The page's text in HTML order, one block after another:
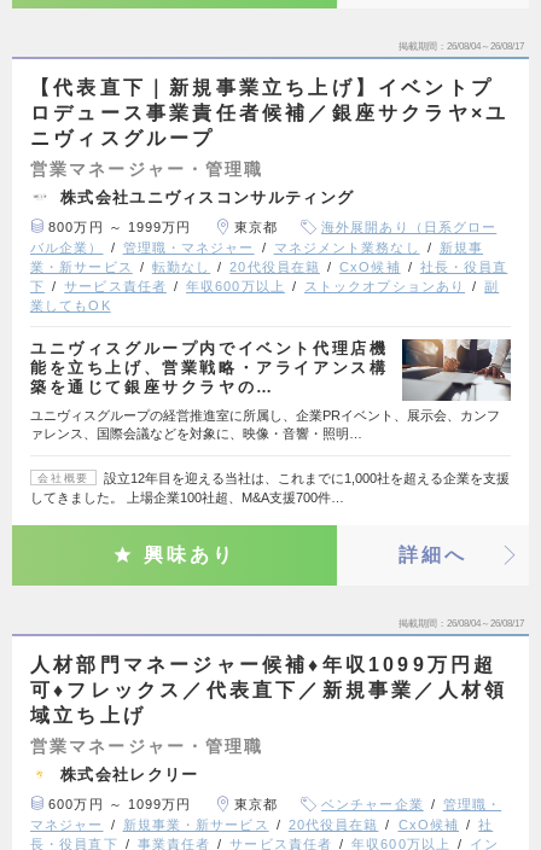
掲載期間 26/08/04～26/08/17
【代表直下｜新規事業立ち上げ】イベントプ
ロデュース事業責任者候補／銀座サクラヤ×ユ
ニヴィスグループ
営業マネージャー・管理職
株式会社ユニヴィスコンサルティング
800万円 ～ 1999万円 東京都
海外展開あり（日系グロー
バル企業）
管理職・マネジャー マネジメント業務なし
新規事
業・新サービス
転勤なし 20代役員在籍 CxO候補
社長・役員直
下
サービス責任者 年収600万以上 ストックオプションあり
副
業してもOK
ユニヴィスグループ内でイベント代理店機
能を立ち上げ、営業戦略・アライアンス構
築を通じて銀座サクラヤの…
ユニヴィスグループの経営推進室に所属し、企業PRイベント、展示会、カンフ
ァレンス、国際会議などを対象に、映像・音響・照明…
会社概要
設立12年目を迎える当社は、これまでに1,000社を超える企業を支援
してきました。 上場企業100社超、M&A支援700件…
興味あり 詳細へ
掲載期間 26/08/04～26/08/17
人材部門マネージャー候補♦年収1099万円超
可♦フレックス／代表直下／新規事業／人材領
域立ち上げ
営業マネージャー・管理職
株式会社レクリー
600万円 ～ 1099万円 東京都 ベンチャー企業
管理職・
マネジャー
新規事業・新サービス 20代役員在籍 CxO候補
社
長・役員直下
事業責任者 サービス責任者 年収600万以上
イン